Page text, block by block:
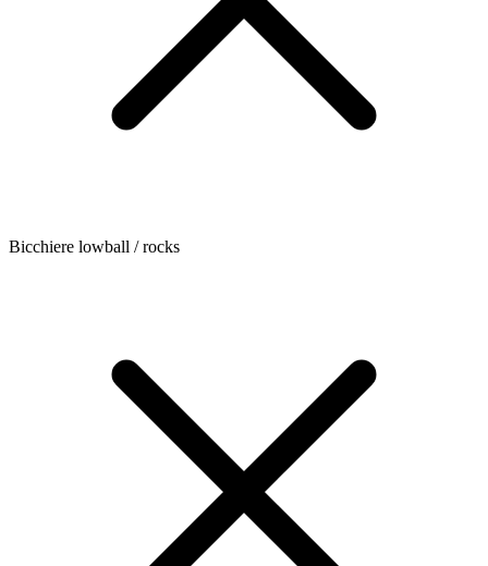
Bicchiere lowball / rocks